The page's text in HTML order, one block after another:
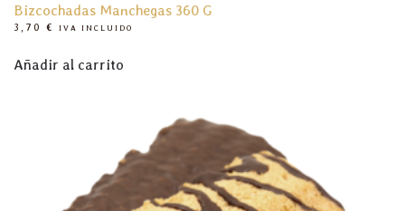
Bizcochadas Manchegas 360 G
3,70 € IVA INCLUIDO
Añadir al carrito